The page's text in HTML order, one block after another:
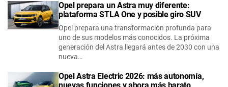
Opel prepara un Astra muy diferente:
plataforma STLA One y posible giro SUV
Opel prepara una transformación profunda para
uno de sus modelos más conocidos. La próxima
generación del Astra llegará antes de 2030 con una
nueva…
Opel Astra Electric 2026: más autonomía,
nuevas funciones y ahora más barato